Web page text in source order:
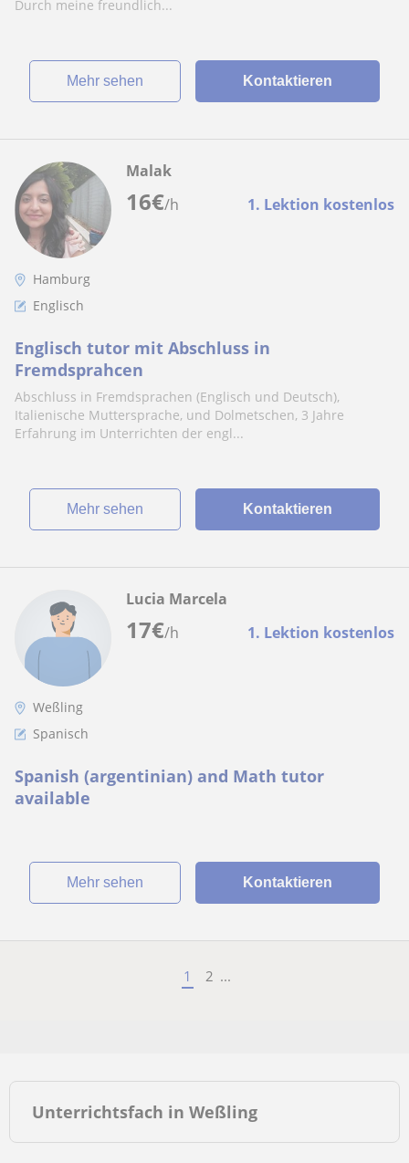
Durch meine freundlich...
Mehr sehen Kontaktieren
16€/h 1. Lektion kostenlos
Malak
Hamburg
Englisch
Englisch tutor mit Abschluss in
Fremdsprahcen
Abschluss in Fremdsprachen (Englisch und Deutsch),
Italienische Muttersprache, und Dolmetschen, 3 Jahre
Erfahrung im Unterrichten der engl...
Mehr sehen Kontaktieren
17€/h 1. Lektion kostenlos
Lucia Marcela
Weßling
Spanisch
Spanish (argentinian) and Math tutor
available
Mehr sehen Kontaktieren
1 2 ...
Unterrichtsfach in Weßling